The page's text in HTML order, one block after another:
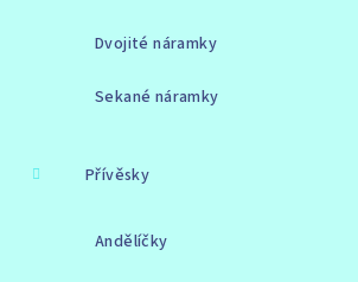
Dvojité náramky
Sekané náramky
Přívěsky
Andělíčky